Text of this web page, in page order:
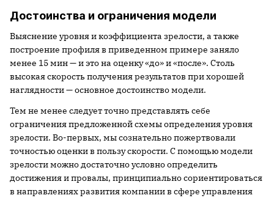
Достоинства и ограничения модели
Выяснение уровня и коэффициента зрелости, а также
построение профиля в приведенном примере заняло
менее 15 мин — и это на оценку «до» и «после». Столь
высокая скорость получения результатов при хорошей
наглядности — основное достоинство модели.
Тем не менее следует точно представлять себе
ограничения предложенной схемы определения уровня
зрелости. Во-первых, мы сознательно пожертвовали
точностью оценки в пользу скорости. С помощью модели
зрелости можно достаточно условно определить
достижения и провалы, принципиально сориентироваться
в направлениях развития компании в сфере управления